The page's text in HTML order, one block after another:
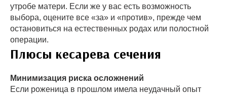
утробе матери. Если же у вас есть возможность
выбора, оцените все «за» и «против», прежде чем
остановиться на естественных родах или полостной
операции.
Плюсы кесарева сечения
Минимизация риска осложнений
Если роженица в прошлом имела неудачный опыт